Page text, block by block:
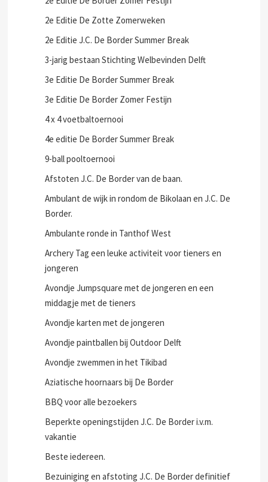
2e Editie De Zotte Zomerweken
2e Editie J.C. De Border Summer Break
3-jarig bestaan Stichting Welbevinden Delft
3e Editie De Border Summer Break
3e Editie De Border Zomer Festijn
4 x 4 voetbaltoernooi
4e editie De Border Summer Break
9-ball pooltoernooi
Afstoten J.C. De Border van de baan.
Ambulant de wijk in rondom de Bikolaan en J.C. De
Border.
Ambulante ronde in Tanthof West
Archery Tag een leuke activiteit voor tieners en
jongeren
Avondje Jumpsquare met de jongeren en een
middagje met de tieners
Avondje karten met de jongeren
Avondje paintballen bij Outdoor Delft
Avondje zwemmen in het Tikibad
Aziatische hoornaars bij De Border
BBQ voor alle bezoekers
Beperkte openingstijden J.C. De Border i.v.m.
vakantie
Beste iedereen.
Bezuiniging en afstoting J.C. De Border definitief